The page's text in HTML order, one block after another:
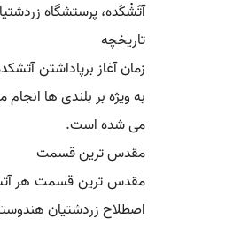
آتَشْکَده، پرستشگاه
تاریخچه
به ویژه بر بلندی ها
می شده است.
مقدس ترین قسمت
مقدس ترین قسمت هر
اصطلاح زردشتیان